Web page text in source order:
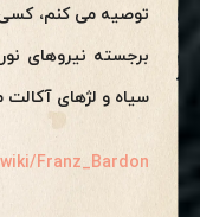
توصیه می کنم، کسی
برجسته نیروهای
سیاه و لژهای آکالت
Franz_Bardon